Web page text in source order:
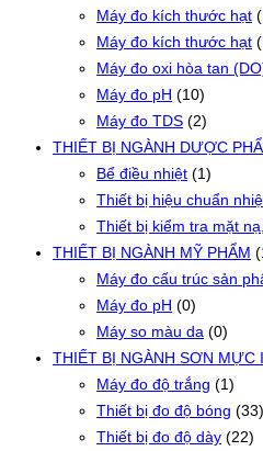
Máy đo kích thước hạt
Máy đo kích thước hạt
Máy đo oxi hòa tan
Máy đo pH (10)
Máy đo TDS (2)
THIẾT BỊ NGÀNH DƯỢC
Bể điều nhiệt (1)
Thiết bị hiệu chuẩn
Thiết bị kiểm tra mặt
THIẾT BỊ NGÀNH MỸ PHẨM
Máy đo cấu trúc sản
Máy đo pH (0)
Máy so màu da (0)
THIẾT BỊ NGÀNH SƠN MỰC
Máy đo độ trắng (1)
Thiết bị đo độ bóng (33)
Thiết bị đo độ dày (22)